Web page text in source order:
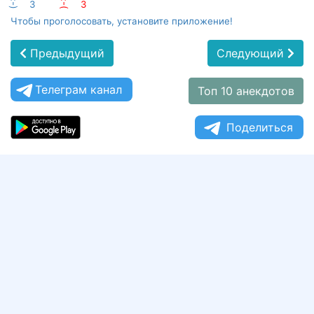
:-) 3 :-(
3
Чтобы проголосовать, установите приложение!
Предыдущий Следующий
Телеграм канал Топ 10 анекдотов
Поделиться